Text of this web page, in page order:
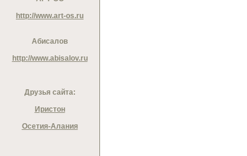
http://www.art-os.ru
Абисалов
http://www.abisalov.ru
Друзья сайта:
Иристон
Осетия-Алания